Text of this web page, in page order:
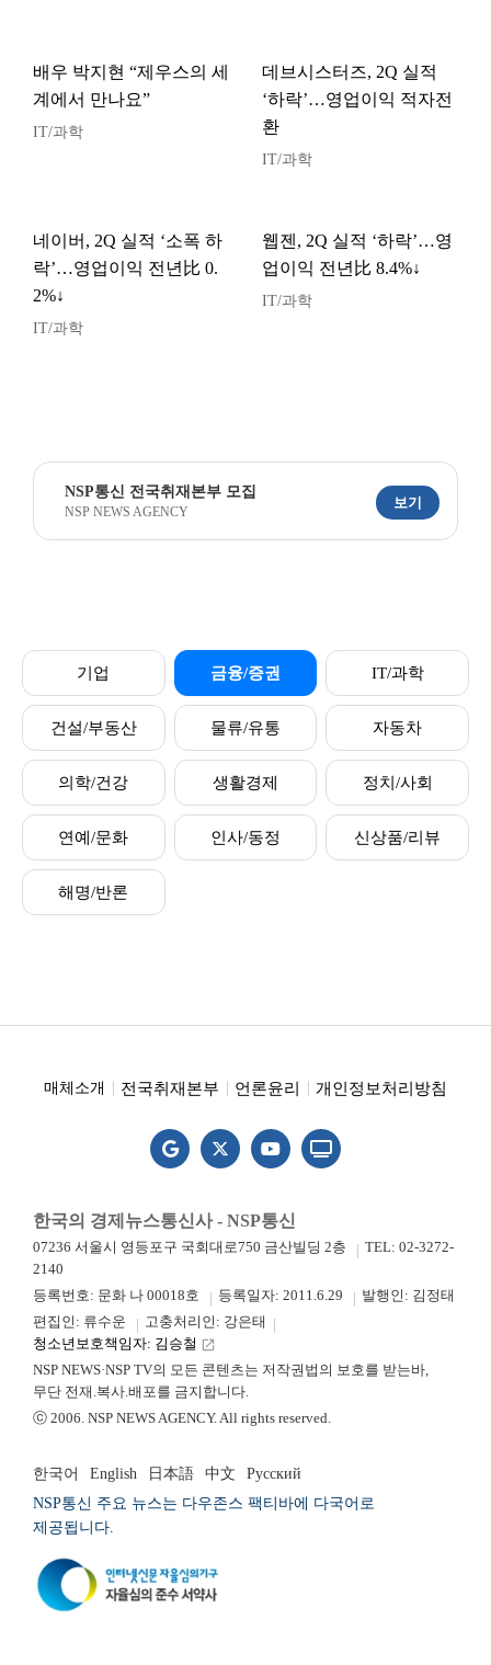
배우 박지현 “제우스의 세
계에서 만나요”
IT/과학
데브시스터즈, 2Q 실적
‘하락’…영업이익 적자전
환
IT/과학
네이버, 2Q 실적 ‘소폭 하
락’…영업이익 전년比 0.
2%↓
IT/과학
웹젠, 2Q 실적 ‘하락’…영
업이익 전년比 8.4%↓
IT/과학
NSP통신 전국취재본부 모집
NSP NEWS AGENCY
보기
기업 금융/증권 IT/과학
건설/부동산 물류/유통 자동차
의학/건강 생활경제 정치/사회
연예/문화 인사/동정 신상품/리뷰
해명/반론
매체소개 전국취재본부 언론윤리 개인정보처리방침
한국의 경제뉴스통신사 - NSP통신
07236 서울시 영등포구 국회대로750 금산빌딩 2층
TEL: 02-3272-
2140
등록번호: 문화 나 00018호
등록일자: 2011.6.29
발행인: 김정태
편집인: 류수운
고충처리인: 강은태
청소년보호책임자: 김승철 launch
NSP NEWS·NSP TV의 모든 콘텐츠는 저작권법의 보호를 받는바,
무단 전재.복사.배포를 금지합니다.
ⓒ 2006. NSP NEWS AGENCY. All rights reserved.
한국어 English 日本語 中文
Русский
NSP통신 주요 뉴스는 다우존스 팩티바에 다국어로
제공됩니다.